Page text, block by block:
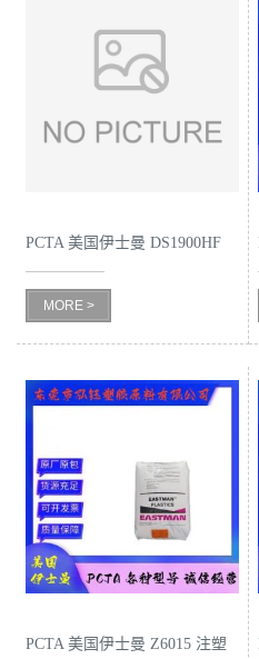
证
荣
誉
方
式
在
线
PCTA 美国伊士曼 DS1900HF
高流动级 食品接触级 耐磨 耐
化学MORE >
PCTA 美国伊士曼 Z6015 注塑